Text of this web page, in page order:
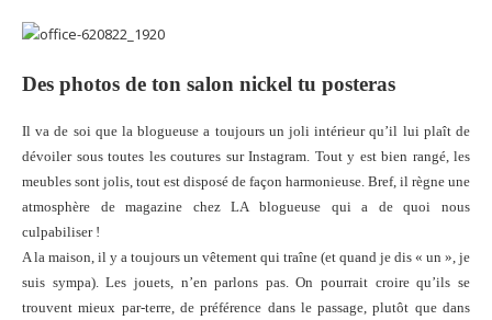
Des photos de ton salon nickel tu posteras
Il va de soi que la blogueuse a toujours un joli intérieur qu’il lui plaît de
dévoiler sous toutes les coutures sur Instagram. Tout y est bien rangé, les
meubles sont jolis, tout est disposé de façon harmonieuse. Bref, il règne une
atmosphère de magazine chez LA blogueuse qui a de quoi nous
culpabiliser !
A la maison, il y a toujours un vêtement qui traîne (et quand je dis « un », je
suis sympa). Les jouets, n’en parlons pas. On pourrait croire qu’ils se
trouvent mieux par-terre, de préférence dans le passage, plutôt que dans